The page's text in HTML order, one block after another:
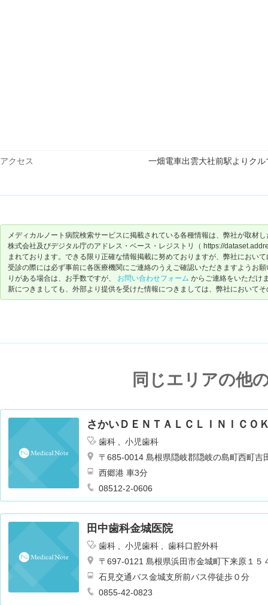
アクセス 一畑電車出雲大社前駅よりクル
メディカルノート病院検索サービスに掲載されている各種情報は、弊社が取材
株式会社及びデジタル庁のアドレス・ベース・レジストリ（ https://
まれております。できる限り正確な情報掲載に努めておりますが、弊社におい
受診の際には必ず事前に各医療機関にご連絡のうえご確認いただきますようお
りがある場合は、お手数ですが、 お問い合わせフォーム からご連絡をいただけ
新につきましても、外部より提供を受けた情報につきましては、弊社において
同じエリアの他
さかいＤＥＮＴＡＬＣＬＩＮＩＣＯ
歯科
小児歯科
〒685-0014 島根県隠岐郡隠岐の島町西町吉
西郷港 車3分
08512-2-0606
田中歯科金城医院
歯科 小児歯科
歯科口腔外科
〒697-0121 島根県浜田市金城町下来原１５
石見交通バス金城支所前バス停徒歩０分
0855-42-0823